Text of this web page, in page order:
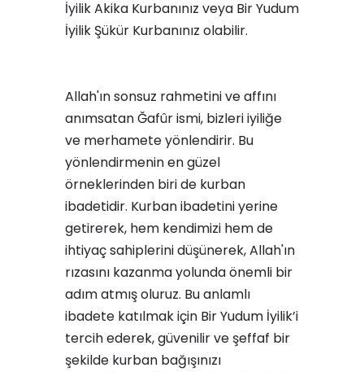
İyilik Akika Kurbanınız veya Bir Yudum
İyilik Şükür Kurbanınız olabilir.
Allah'ın sonsuz rahmetini ve affını
anımsatan Ğafûr ismi, bizleri iyiliğe
ve merhamete yönlendirir. Bu
yönlendirmenin en güzel
örneklerinden biri de kurban
ibadetidir. Kurban ibadetini yerine
getirerek, hem kendimizi hem de
ihtiyaç sahiplerini düşünerek, Allah'ın
rızasını kazanma yolunda önemli bir
adım atmış oluruz. Bu anlamlı
ibadete katılmak için Bir Yudum İyilik’i
tercih ederek, güvenilir ve şeffaf bir
şekilde kurban bağışınızı